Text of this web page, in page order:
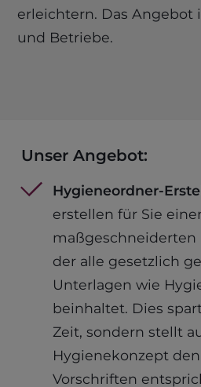
erleichtern. Das Angebot
und Betriebe.
Unser Angebot:
Hygieneordner-
erstellen für Sie
maßgeschneiderten
der alle gesetzlich
Unterlagen wie
beinhaltet. Dies
Zeit, sondern stellt
Hygienekonzept
Vorschriften